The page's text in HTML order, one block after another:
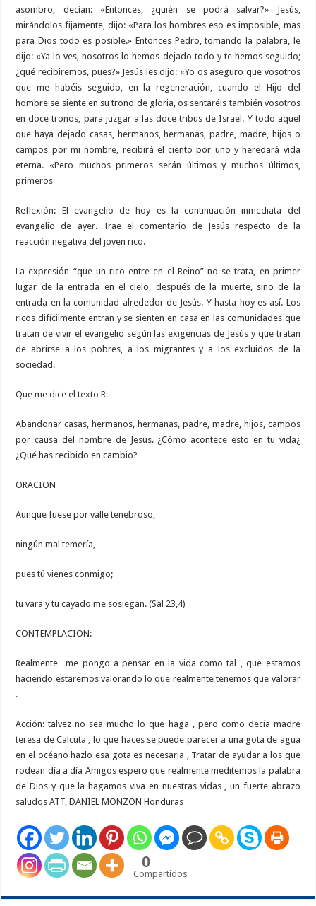
asombro, decían: «Entonces, ¿quién se podrá salvar?» Jesús,
mirándolos fijamente, dijo: «Para los hombres eso es imposible, mas
para Dios todo es posible.» Entonces Pedro, tomando la palabra, le
dijo: «Ya lo ves, nosotros lo hemos dejado todo y te hemos seguido;
¿qué recibiremos, pues?» Jesús les dijo: «Yo os aseguro que vosotros
que me habéis seguido, en la regeneración, cuando el Hijo del
hombre se siente en su trono de gloria, os sentaréis también vosotros
en doce tronos, para juzgar a las doce tribus de Israel. Y todo aquel
que haya dejado casas, hermanos, hermanas, padre, madre, hijos o
campos por mi nombre, recibirá el ciento por uno y heredará vida
eterna. «Pero muchos primeros serán últimos y muchos últimos,
primeros
Reflexión: El evangelio de hoy es la continuación inmediata del
evangelio de ayer. Trae el comentario de Jesús respecto de la
reacción negativa del joven rico.
La expresión “que un rico entre en el Reino” no se trata, en primer
lugar de la entrada en el cielo, después de la muerte, sino de la
entrada en la comunidad alrededor de Jesús. Y hasta hoy es así. Los
ricos difícilmente entran y se sienten en casa en las comunidades que
tratan de vivir el evangelio según las exigencias de Jesús y que tratan
de abrirse a los pobres, a los migrantes y a los excluidos de la
sociedad.
Que me dice el texto R.
Abandonar casas, hermanos, hermanas, padre, madre, hijos, campos
por causa del nombre de Jesús. ¿Cómo acontece esto en tu vida¿
¿Qué has recibido en cambio?
ORACION
Aunque fuese por valle tenebroso,
ningún mal temería,
pues tú vienes conmigo;
tu vara y tu cayado me sosiegan. (Sal 23,4)
CONTEMPLACION:
Realmente me pongo a pensar en la vida como tal , que estamos
haciendo estaremos valorando lo que realmente tenemos que valorar
.
Acción: talvez no sea mucho lo que haga , pero como decía madre
teresa de Calcuta , lo que haces se puede parecer a una gota de agua
en el océano hazlo esa gota es necesaria , Tratar de ayudar a los que
rodean día a día Amigos espero que realmente meditemos la palabra
de Dios y que la hagamos viva en nuestras vidas , un fuerte abrazo
saludos ATT, DANIEL MONZON Honduras
0
Compartidos